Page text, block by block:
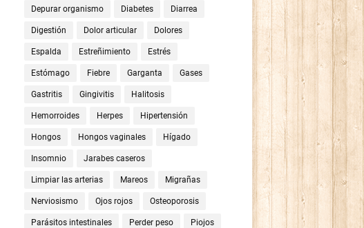
Depurar organismo Diabetes Diarrea
Digestión Dolor articular Dolores
Espalda Estreñimiento Estrés
Estómago Fiebre Garganta Gases
Gastritis Gingivitis Halitosis
Hemorroides Herpes Hipertensión
Hongos Hongos vaginales Hígado
Insomnio Jarabes caseros
Limpiar las arterias Mareos Migrañas
Nerviosismo Ojos rojos Osteoporosis
Parásitos intestinales Perder peso Piojos